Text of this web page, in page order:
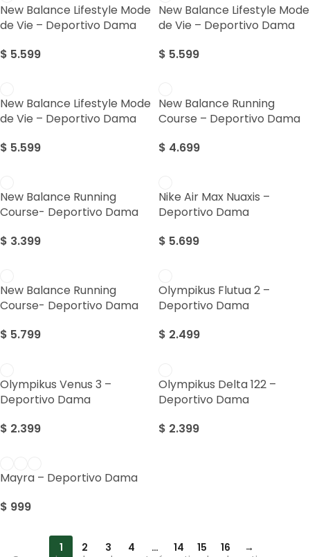
New Balance Lifestyle Mode
de Vie – Deportivo Dama
$ 5.599
New Balance Lifestyle Mode
de Vie – Deportivo Dama
$ 5.599
New Balance Lifestyle Mode
de Vie – Deportivo Dama
$ 5.599
New Balance Running
Course – Deportivo Dama
$ 4.699
New Balance Running
Course- Deportivo Dama
$ 3.399
Nike Air Max Nuaxis –
Deportivo Dama
$ 5.699
New Balance Running
Course- Deportivo Dama
$ 5.799
Olympikus Flutua 2 –
Deportivo Dama
$ 2.499
Olympikus Venus 3 –
Deportivo Dama
$ 2.399
Olympikus Delta 122 –
Deportivo Dama
$ 2.399
Mayra – Deportivo Dama
$ 999
1 2 3 4 … 14 15 16
→